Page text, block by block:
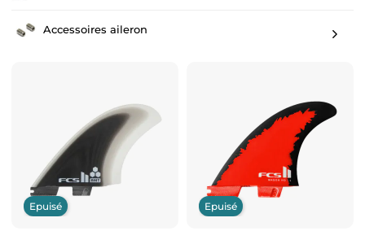
Accessoires aileron
Epuisé Epuisé